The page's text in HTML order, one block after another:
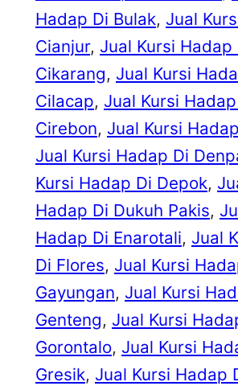
Hadap Di Bulak, Jual
Cianjur, Jual Kursi Hadap
Cikarang, Jual Kursi
Cilacap, Jual Kursi
Cirebon, Jual Kursi
Jual Kursi Hadap Di
Kursi Hadap Di Depok,
Hadap Di Dukuh Pakis,
Hadap Di Enarotali, Jual
Di Flores, Jual Kursi
Gayungan, Jual Kursi
Genteng, Jual Kursi
Gorontalo, Jual Kursi
Gresik, Jual Kursi Hadap